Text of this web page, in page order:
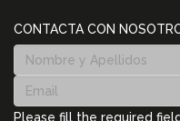
CONTACTA CON
Please fill the required